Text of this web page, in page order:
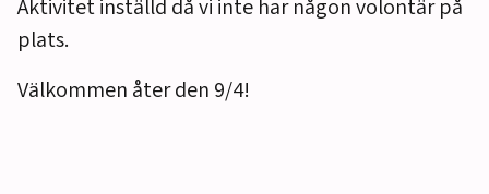
Aktivitet inställd då vi inte har någon volontär på
plats.
Välkommen åter den 9/4!